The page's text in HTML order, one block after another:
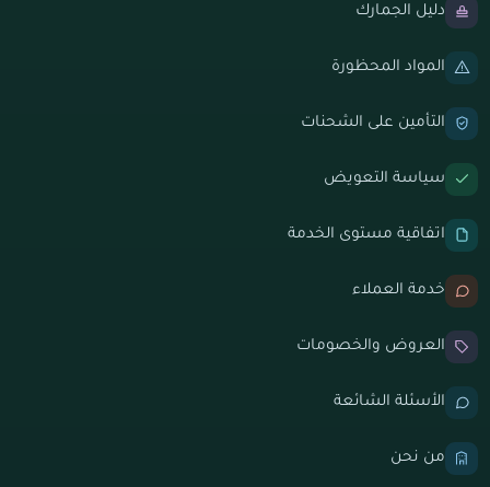
دليل الجمارك
المواد المحظورة
التأمين على الشحنات
سياسة التعويض
اتفاقية مستوى الخدمة
خدمة العملاء
العروض والخصومات
الأسئلة الشائعة
من نحن